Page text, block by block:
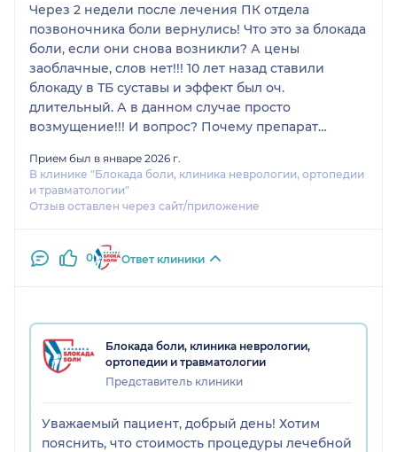
Через 2 недели после лечения ПК отдела
позвоночника боли вернулись! Что это за блокада
боли, если они снова возникли? А цены
заоблачные, слов нет!!! 10 лет назад ставили
блокаду в ТБ суставы и эффект был оч.
длительный. А в данном случае просто
возмущение!!! И вопрос? Почему препарат
а цена за процедуру-,, громадная,,? А эффект ,, 0,,!!!
Главное после такой ,, блокады боли,,, она снова
присутствует!!! По ТВ тоже показывают про
посоветовать вашу клинику никому не могу!!!
Прием был в январе 2026 г.
В клинике "Блокада боли, клиника неврологии, ортопедии
и травматологии"
Отзыв оставлен через сайт/приложение
0 Ответ клиники
Блокада боли, клиника неврологии,
ортопедии и травматологии
Представитель клиники
Уважаемый пациент, добрый день! Хотим
пояснить, что стоимость процедуры лечебной